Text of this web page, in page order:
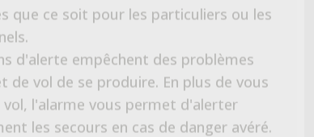
dotés de détecteur de fumées
à l'alarme.
installées à l'intérieur et à
votre maison, la vidéosurveillance
de capter en temps réel ce qui se
et à l'extérieur de votre maison.